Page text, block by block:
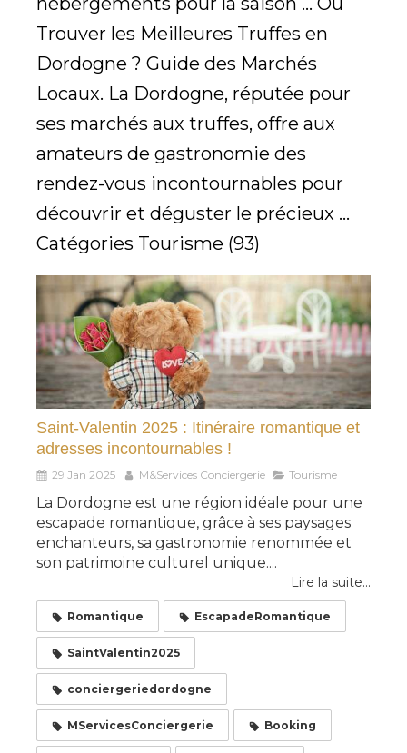
Trouver les Meilleures Truffes en
Dordogne ? Guide des Marchés
Locaux. La Dordogne, réputée pour
ses marchés aux truffes, offre aux
amateurs de gastronomie des
rendez-vous incontournables pour
découvrir et déguster le précieux ...
Catégories Tourisme (93)
Saint-Valentin 2025 : Itinéraire romantique et
adresses incontournables !
29 Jan 2025 M&Services Conciergerie Tourisme
La Dordogne est une région idéale pour une
escapade romantique, grâce à ses paysages
enchanteurs, sa gastronomie renommée et
son patrimoine culturel unique....
Lire la suite...
Romantique EscapadeRomantique
SaintValentin2025
conciergeriedordogne
MServicesConciergerie Booking